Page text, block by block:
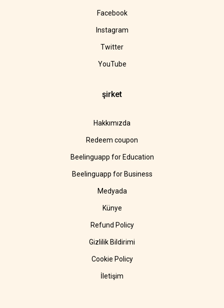
Facebook
Instagram
Twitter
YouTube
şirket
Hakkımızda
Redeem coupon
Beelinguapp for Education
Beelinguapp for Business
Medyada
Künye
Refund Policy
Gizlilik Bildirimi
Cookie Policy
İletişim